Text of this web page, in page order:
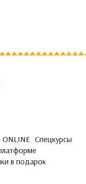
ONLINE Спецкурсы
в подарок